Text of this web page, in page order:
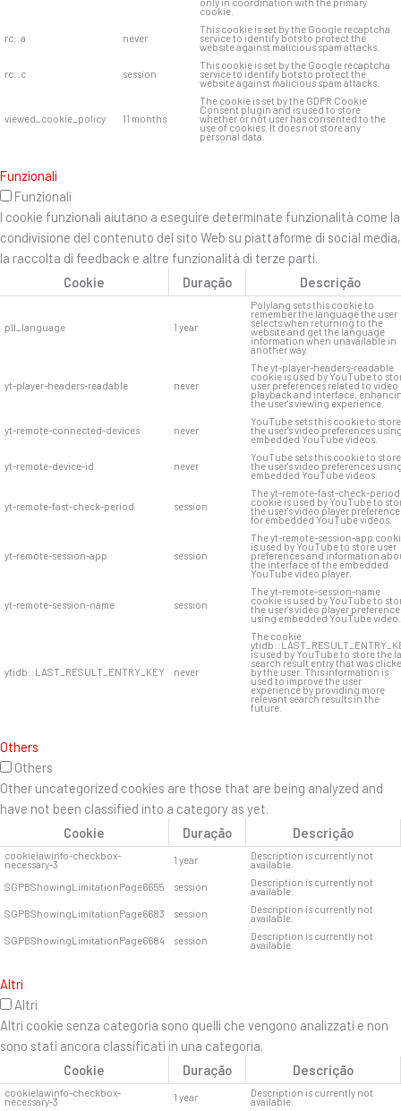
only in coordination with the primary
cookie.
rc::a never
This cookie is set by the Google recaptcha
service to identify bots to protect the
website against malicious spam attacks.
rc::c session
This cookie is set by the Google recaptcha
service to identify bots to protect the
website against malicious spam attacks.
viewed_cookie_policy 11 months
The cookie is set by the GDPR Cookie
Consent plugin and is used to store
whether or not user has consented to the
use of cookies. It does not store any
personal data.
Funzionali
Funzionali
I cookie funzionali aiutano a eseguire determinate funzionalità come la
condivisione del contenuto del sito Web su piattaforme di social media,
la raccolta di feedback e altre funzionalità di terze parti.
Cookie
Duração Descrição
pll_language 1 year
Polylang sets this cookie to
remember the language the user
selects when returning to the
website and get the language
information when unavailable in
another way.
yt-player-headers-readable never
The yt-player-headers-readable
cookie is used by YouTube to
user preferences related to video
playback and interface,
the user's viewing experience.
yt-remote-connected-devices never
YouTube sets this cookie to store
the user's video preferences
embedded YouTube videos.
yt-remote-device-id never
YouTube sets this cookie to store
the user's video preferences
embedded YouTube videos.
yt-remote-fast-check-period session
The yt-remote-fast-check-period
cookie is used by YouTube to
the user's video player
for embedded YouTube videos.
yt-remote-session-app session
The yt-remote-session-app
is used by YouTube to store user
preferences and information
the interface of the embedded
YouTube video player.
yt-remote-session-name session
The yt-remote-session-name
cookie is used by YouTube to
the user's video player
using embedded YouTube video.
ytidb::LAST_RESULT_ENTRY_KEY never
The cookie
is used by YouTube to store the
search result entry that was
by the user. This information is
used to improve the user
experience by providing more
relevant search results in the
future.
Others
Others
Other uncategorized cookies are those that are being analyzed and
have not been classified into a category as yet.
Cookie
Duração Descrição
cookielawinfo-checkbox-
necessary-3 1 year Description is currently not
available.
SGPBShowingLimitationPage6655
session Description is currently not
available.
SGPBShowingLimitationPage6683
session Description is currently not
available.
SGPBShowingLimitationPage6684
session Description is currently not
available.
Altri
Altri
Altri cookie senza categoria sono quelli che vengono analizzati e non
sono stati ancora classificati in una categoria.
Cookie
Duração Descrição
cookielawinfo-checkbox-
necessary-3 1 year Description is currently not
available.